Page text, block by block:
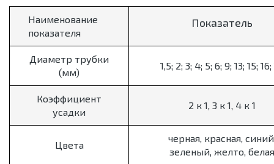
Наименование
показателя
Показатель
Диаметр трубки
(мм)
1,5; 2; 3; 4; 5; 6; 9; 13; 15; 16;
Коэффициент
усадки
2 к 1, 3 к 1, 4 к 1
Цвета
черная, красная,
зеленый, желто, белая